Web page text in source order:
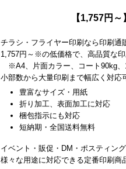
【1,757円
チラシ・フライヤー印刷なら印刷通
1,757円～※の低価格で、高品質な印
※A4、片面カラー、コート90kg、
小部数から大量印刷まで幅広く対応
豊富なサイズ・用紙
折り加工、表面加工に対応
梱包指示にも対応
短納期・全国送料無料
イベント・販促・DM・ポスティング
様々な用途に対応できる定番印刷商